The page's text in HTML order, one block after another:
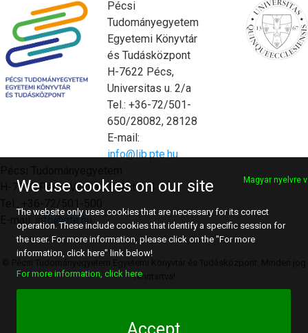
Pécsi
Tudományegyetem
Egyetemi Könyvtár
és Tudásközpont
H-7622 Pécs,
Universitas u. 2/a
Tel.: +36-72/501-
650/28082, 28128
E-mail:
info@lib.pte.hu
H-7622 Pécs, Vasvári Pál utca 4.
info@pte.hu
fenntartva!
We use cookies on our site Magyar nyelvre
The website only uses cookies that are necessary for its correct
operation. These include cookies that identify a specific session for
the user. For more information, please click on the "For more
information, click here" link below!
For more information, click here